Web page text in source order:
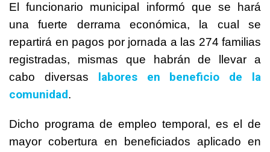
El funcionario municipal informó que se hará
una fuerte derrama económica, la cual se
repartirá en pagos por jornada a las 274 familias
registradas, mismas que habrán de llevar a
cabo diversas labores en beneficio de la
comunidad.
Dicho programa de empleo temporal, es el de
mayor cobertura en beneficiados aplicado en